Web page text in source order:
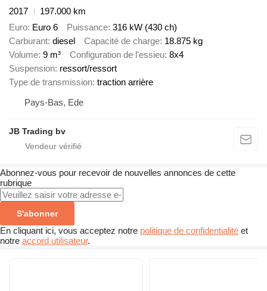
2017
197.000 km
Euro Euro 6 Puissance 316 kW (430 ch)
Carburant diesel Capacité de charge 18.875 kg
Volume 9 m³ Configuration de l'essieu 8x4
Suspension ressort/ressort
Type de transmission traction arrière
Pays-Bas, Ede
JB Trading bv
Abonnez-vous pour recevoir de nouvelles annonces de cette
rubrique
S'abonner
En cliquant ici, vous acceptez notre politique de confidentialité et
notre accord utilisateur.